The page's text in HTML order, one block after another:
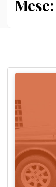
Mese: